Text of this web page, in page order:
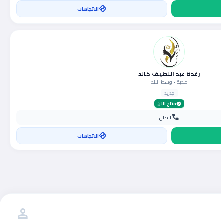
directionsالاتجاهات
رغدة عبد اللطيف خالد
جلدية • وسط البلد
جديد
verifiedمتاح الآن
callاتصال
directionsالاتجاهات
person